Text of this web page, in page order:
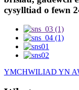
cysylltiad o fewn
YMCHWILIAD YN